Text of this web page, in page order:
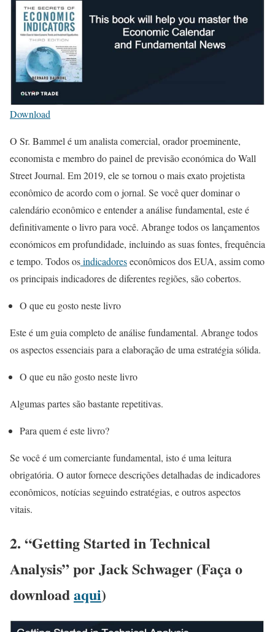
Download
O Sr. Bammel é um analista comercial, orador proeminente,
economista e membro do painel de previsão económica do Wall
Street Journal. Em 2019, ele se tornou o mais exato projetista
econômico de acordo com o jornal. Se você quer dominar o
calendário econômico e entender a análise fundamental, este é
definitivamente o livro para você. Abrange todos os lançamentos
económicos em profundidade, incluindo as suas fontes, frequência
e tempo. Todos osindicadoreseconômicos dos EUA, assim como
os principais indicadores de diferentes regiões, são cobertos.
O que eu gosto neste livro
Este é um guia completo de análise fundamental. Abrange todos
os aspectos essenciais para a elaboração de uma estratégia sólida.
O que eu não gosto neste livro
Algumas partes são bastante repetitivas.
Para quem é este livro?
Se você é um comerciante fundamental, isto é uma leitura
obrigatória. O autor fornece descrições detalhadas de indicadores
econômicos, notícias seguindo estratégias, e outros aspectos
vitais.
2. “Getting Started in Technical
Analysis” por Jack Schwager (Faça o
downloadaqui)